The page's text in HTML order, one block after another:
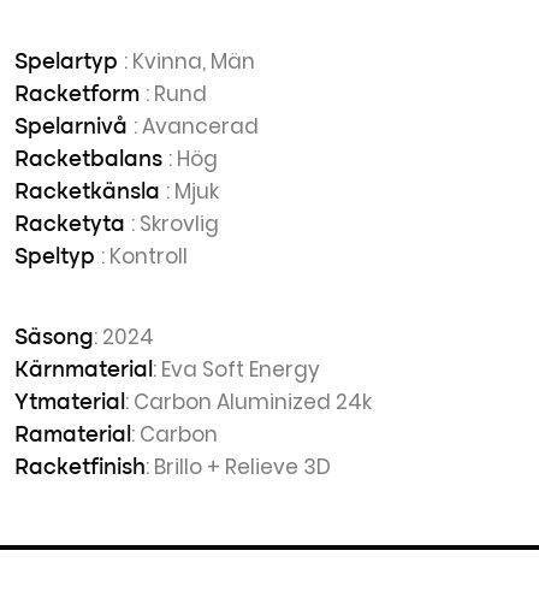
Spelartyp : Kvinna, Män
Racketform : Rund
Spelarnivå : Avancerad
Racketbalans : Hög
Racketkänsla : Mjuk
Racketyta : Skrovlig
Speltyp : Kontroll
Säsong: 2024
Kärnmaterial : Eva Soft Energy
Ytmaterial : Carbon Aluminized 24k
Ramaterial : Carbon
Racketfinish: Brillo + Relieve 3D